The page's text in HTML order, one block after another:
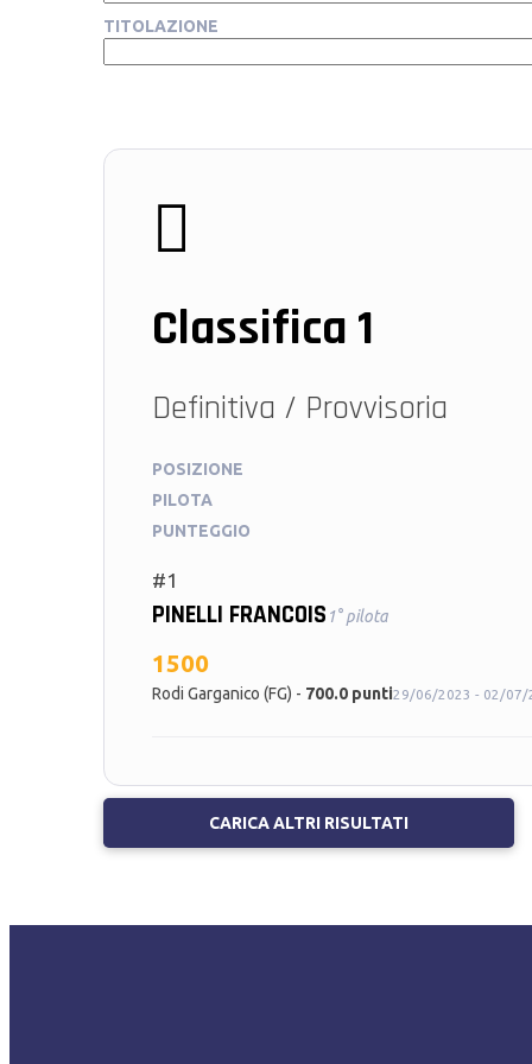
TITOLAZIONE
Classifica 1
Definitiva / Provvisoria
POSIZIONE
PILOTA
PUNTEGGIO
#1
PINELLI FRANCOIS 1° pilota
1500
Rodi Garganico (FG) - 700.0 punti29/06/2023 - 02/07/
CARICA ALTRI RISULTATI